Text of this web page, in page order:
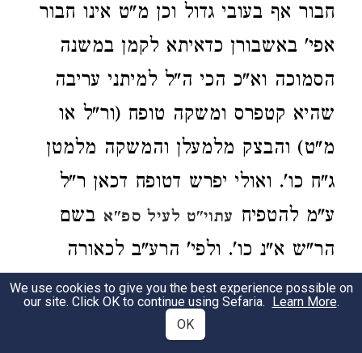
חבור אף בעובי גדול וכן מ"ט אינו חבור
אפי' באשבורן כדאיתא לקמן במשנה
הסמוכה וא"כ הכי ה"ל למיתני עריבה
שהיא קטפרס ומשקה טופח (ור"ל או
מ"ט) והבצק מלמעלן והמשקה מלמטן
ג"ח כו'. ואולי יפרש דטופח דכאן ר"ל
ע"מ להטפיח עתוי"ט לעיל ספ"א בשם
הר"ש א"נ כו'. ולפי' הרע"ב לכאורה
קשה כיון דבצק הרך טמאה א"כ גם
המשקה שבה נטמאה עמה. וצ"ל דמיירי
We use cookies to give you the best experience possible on
our site. Click OK to continue using Sefaria. Learn More.
OK